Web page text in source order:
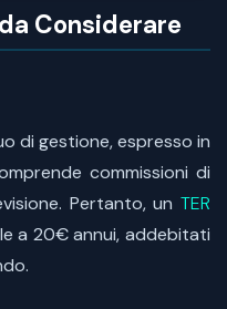
Considerare
di gestione, espresso in
commissioni di
Pertanto, un TER
a 20€ annui, addebitati